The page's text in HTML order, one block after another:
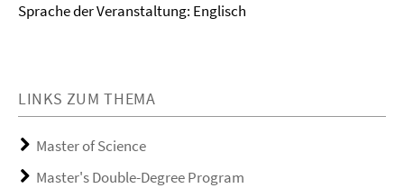
Sprache der Veranstaltung: Englisch
LINKS ZUM THEMA
Master of Science
Master's Double-Degree Program